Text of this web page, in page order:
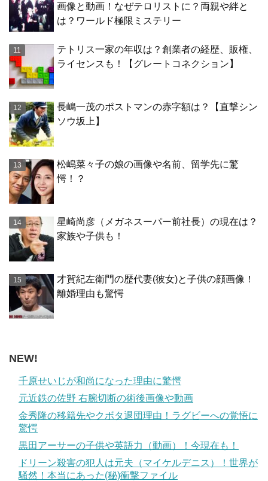
画像と動画！なぜテロリストに？両親や絆と
は？ワールド極限ミステリー
テトリス一家の年収は？創業者の経歴、販権、
ライセンスも！【グレートコネクション】
長嶋一茂のポストマンの赤字額は？【直撃シン
ソウ坂上】
松嶋菜々子の娘の画像や名前、留学先に驚
愕！？
星崎尚彦（メガネスーパー前社長）の現在は？
家族や子供も！
才賀紀左衛門の歴代妻(彼女)と子供の顔画像！
離婚理由も驚愕
NEW!
千原せいじが和尚になった理由に驚愕
元近鉄の佐野 右腕切断の術後画像や動画
金秀隆の移籍先やクボタ退団理由！ラグビーへの覚悟に
驚愕
黒田アーサーの子供や英語力（動画）！今現在も！
ドリーン殺害の犯人は元夫（マイケルデニス）！世界が
騒然！本当にあった(秘)衝撃ファイル